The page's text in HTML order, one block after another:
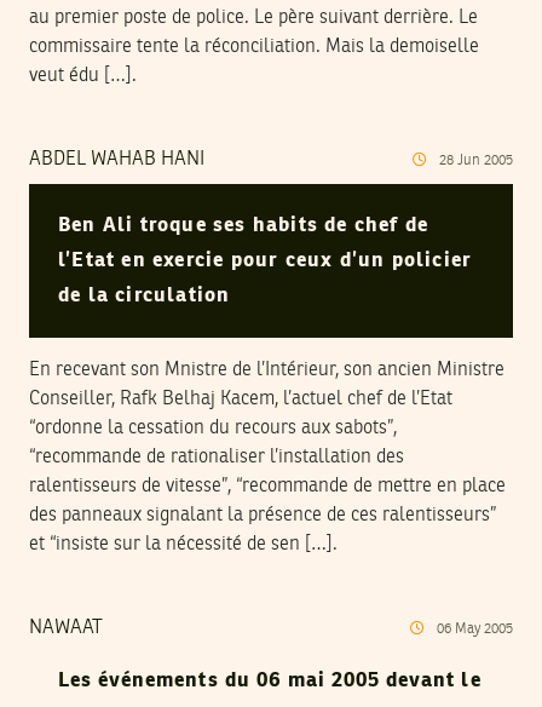
au premier poste de police. Le père suivant derrière. Le
commissaire tente la réconciliation. Mais la demoiselle
veut édu […].
ABDEL WAHAB HANI 28 Jun 2005
Ben Ali troque ses habits de chef de
l’Etat en exercie pour ceux d’un policier
de la circulation
En recevant son Mnistre de l’Intérieur, son ancien Ministre
Conseiller, Rafk Belhaj Kacem, l’actuel chef de l’Etat
“ordonne la cessation du recours aux sabots”,
“recommande de rationaliser l’installation des
ralentisseurs de vitesse”, “recommande de mettre en place
des panneaux signalant la présence de ces ralentisseurs”
et “insiste sur la nécessité de sen […].
NAWAAT 06 May 2005
Les événements du 06 mai 2005 devant le